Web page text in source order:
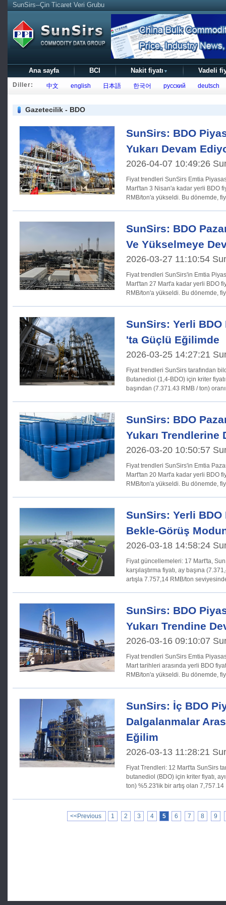
SunSirs--Çin Ticaret Veri Grubu
Ana sayfa BCI Nakit fiyatı ▼ Vadeli
Diller: 中文 english 日本語 한국어 русский deutsch
Gazetecilik - BDO
SunSirs: BDO
Yukarı Devam
2026-04-07 10:49:26
Fiyat trendleri SunSirs Emtia Piyasası Analiz Sistemi'ne göre, 27
Mart'tan 3 Nisan'a kadar yerli BDO
RMB/ton'a yükseldi. Bu dönemde,
SunSirs: BDO
Ve Yükselmeye
2026-03-27 11:10:54
Fiyat trendleri SunSirs'in Emtia Piyasası Analiz Sistemi'ne göre, 20
Mart'tan 27 Mart'a kadar yerli BDO
RMB/ton'a yükseldi. Bu dönemde,
SunSirs: Yerli BDO
'ta Güçlü Eğilimde
2026-03-25 14:27:21
Fiyat trendleri SunSirs tarafından bildirildiği gibi, 24 Mart'ta 1,4-
Butanediol (1,4-BDO) için kriter
başından (7.371.43 RMB / ton)
SunSirs: BDO
Yukarı Trendlerine
2026-03-20 10:50:57
Fiyat trendleri SunSirs'in Emtia Pazar Analizi Sistemi'ne göre, 16
Mart'tan 20 Mart'a kadar yerli BDO
RMB/ton'a yükseldi. Bu dönemde,
SunSirs: Yerli BDO
Bekle-Görüş
2026-03-18 14:58:24
Fiyat güncellemeleri: 17 Mart'ta, SunSirs tarafından bildirilen BDO
karşılaştırma fiyatı, ay başına
artışla 7.757,14 RMB/ton seviyesinde
SunSirs: BDO
Yukarı Trendine
2026-03-16 09:10:07
Fiyat trendleri SunSirs Emtia Piyasası Analiz Sistemi'ne göre, 9-13
Mart tarihleri arasında yerli BDO
RMB/ton'a yükseldi. Bu dönemde,
SunSirs: İç BDO
Dalgalanmalar
Eğilim
2026-03-13 11:28:21
Fiyat Trendleri: 12 Mart'ta SunSirs tarafından bildirildiği gibi 1,4-
butanediol (BDO) için kriter fiyatı,
ton) %5.23'lik bir artış olan 7,757.14
<<Previous 1 2 3 4 5 6 7 8 9